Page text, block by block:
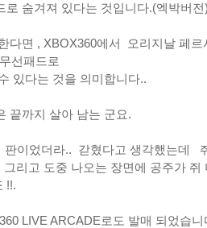
로 숨겨져 있다는 것입니다.(엑박버전
다면 , XBOX360에서 오리지날 페
선패드로
있다는 것을 의미합니다..
끝까지 살아 남는 군요.
판이었더라.. 갇혔다고 생각했는데
그리고 도중 나오는 장면에 공주가 쥐
!!.
LIVE ARCADE로도 발매 되었습